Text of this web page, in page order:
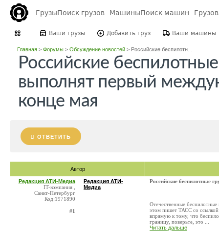
ГрузыПоиск грузов МашиныПоиск машин
Ваши грузы Добавить груз Ваши машины
Главная> Форумы> Обсуждение новостей> Российские беспилотн...
Российские
выполнят первый
конце мая
ОТВЕТИТЬ
Автор
Редакция АТИ-Медиа
IT-компания ,
Санкт-Петербург
Код:1971890
#1
Редакция АТИ-
Медиа
Российские беспилотные
Отечественные
этом пишет ТАСС со
впрямую к тому, что
границу, поверьте, это ...
Читать дальше